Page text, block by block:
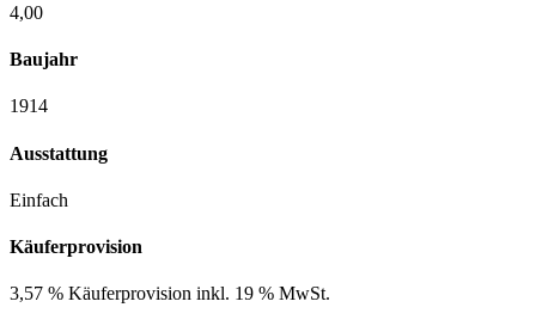
4,00
Baujahr
1914
Ausstattung
Einfach
Käuferprovision
3,57 % Käuferprovision inkl. 19 % MwSt.